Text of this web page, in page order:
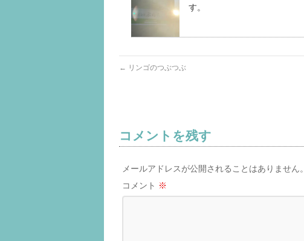
す。
← リンゴのつぶつぶ
コメントを残す
メールアドレスが公開されることはありません。
コメント ※